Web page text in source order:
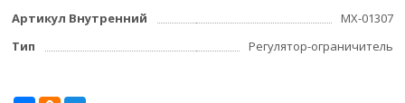
Артикул Внутренний
МХ-01307
Тип
Регулятор-ограничитель